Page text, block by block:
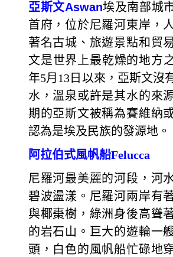
亞斯文Aswan埃及南部城
首府，位於尼羅河東岸，
著名古城、旅遊景點和貿
文是世界上最乾燥的地方
年5月13日以來，亞斯文沒
水，溫泉或許是其水的來
期的亞斯文被稱為賽維納
認為是埃及民族的發源地。
阿拉伯式風帆船Felucca
尼羅河最美麗的河段，河
碧波盪漾。尼羅河兩岸有
與椰棗樹，綠洲身後高聳
的岩石山。巨大的遊輪一
頭，白色的風帆船忙碌地